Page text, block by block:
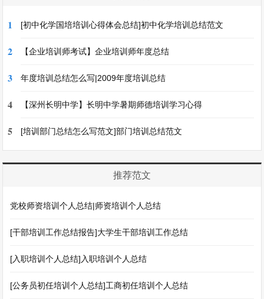
1 [初中化学国培培训心得体会总结]初中化学培训总结范文
2 【企业培训师考试】企业培训师年度总结
3 年度培训总结怎么写|2009年度培训总结
4 【深州长明中学】长明中学暑期师德培训学习心得
5 [培训部门总结怎么写范文]部门培训总结范文
推荐范文
党校师资培训个人总结|师资培训个人总结
[干部培训工作总结报告]大学生干部培训工作总结
[入职培训个人总结]入职培训个人总结
[公务员初任培训个人总结]工商初任培训个人总结